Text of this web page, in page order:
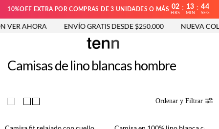
10%OFF EXTRA POR COMPRAS DE 3 UNIDADES O MÁS 02
HRS
: 13
MIN
: 44
SEG
VER AHORA ENVÍO GRATIS DESDE $250.000 NUEVA
Camisas de lino blancas hombre
Ordenar y Filtrar